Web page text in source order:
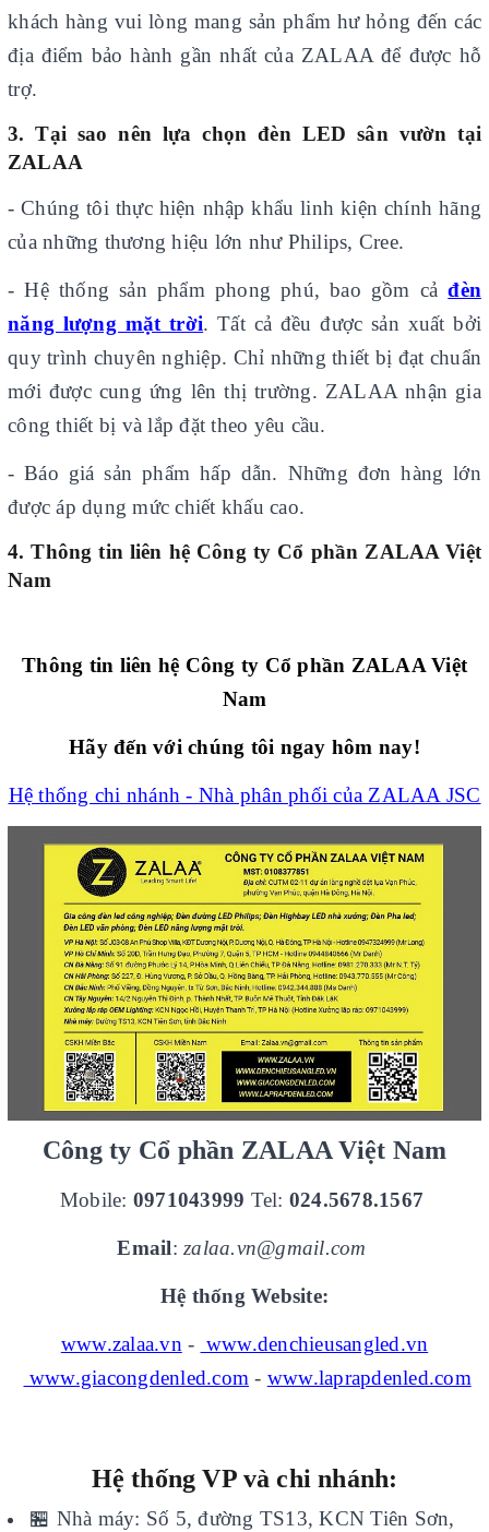
khách hàng vui lòng mang sản phẩm hư hỏng đến các
địa điểm bảo hành gần nhất của ZALAA để được hỗ
trợ.
3. Tại sao nên lựa chọn đèn LED sân vườn tại
ZALAA
- Chúng tôi thực hiện nhập khẩu linh kiện chính hãng
của những thương hiệu lớn như Philips, Cree.
- Hệ thống sản phẩm phong phú, bao gồm cảđèn
năng lượng mặt trời. Tất cả đều được sản xuất bởi
quy trình chuyên nghiệp. Chỉ những thiết bị đạt chuẩn
mới được cung ứng lên thị trường. ZALAA nhận gia
công thiết bị và lắp đặt theo yêu cầu.
- Báo giá sản phẩm hấp dẫn. Những đơn hàng lớn
được áp dụng mức chiết khấu cao.
4. Thông tin liên hệ Công ty Cổ phần ZALAA Việt
Nam
Thông tin liên hệ Công ty Cổ phần ZALAA Việt
Nam
Hãy đến với chúng tôi ngay hôm nay!
Hệ thống chi nhánh - Nhà phân phối của ZALAA JSC
Công ty Cổ phần ZALAA Việt Nam
Mobile: 0971043999 Tel: 024.5678.1567
Email: zalaa.vn@gmail.com
Hệ thống Website:
www.zalaa.vn - www.denchieusangled.vn
www.giacongdenled.com - www.laprapdenled.com
Hệ thống VP và chi nhánh:
🏪 Nhà máy: Số 5, đường TS13, KCN Tiên Sơn,